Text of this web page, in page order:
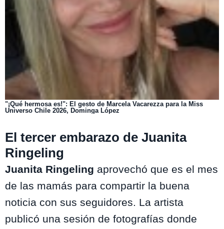
"¡Qué hermosa es!": El gesto de Marcela Vacarezza para la Miss
Universo Chile 2026, Dominga López
El tercer embarazo de Juanita
Ringeling
Juanita Ringeling aprovechó que es el mes
de las mamás para compartir la buena
noticia con sus seguidores. La artista
publicó una sesión de fotografías donde